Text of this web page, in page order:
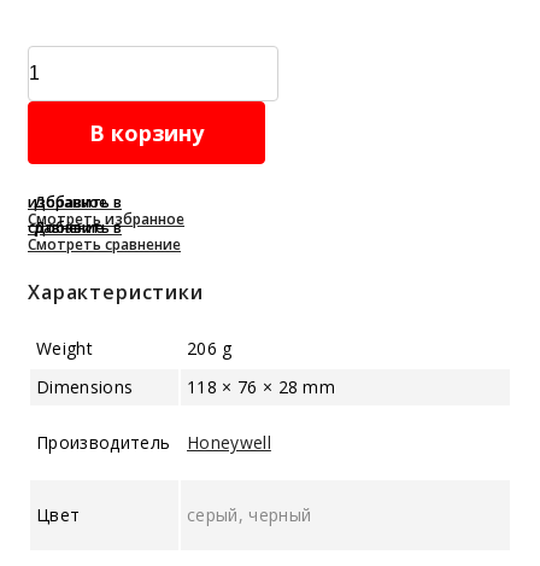
Газоанализатор
MicroRAE
В корзину
Добавить в избранное
Смотреть избранное
Добавить в сравнение
Смотреть сравнение
Характеристики
Weight
206 g
Dimensions
118 × 76 × 28 mm
Производитель Honeywell
Цвет серый, черный